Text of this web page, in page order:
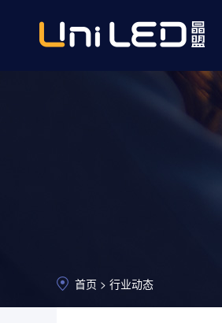
数码家电 CHIP
LED芯片
公
公
首页 > 行业动态